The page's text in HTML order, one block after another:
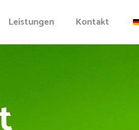
Leistungen Kontakt